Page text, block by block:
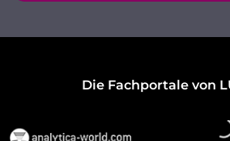
Die Fachportale von